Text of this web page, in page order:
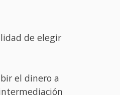
de elegir
el dinero a